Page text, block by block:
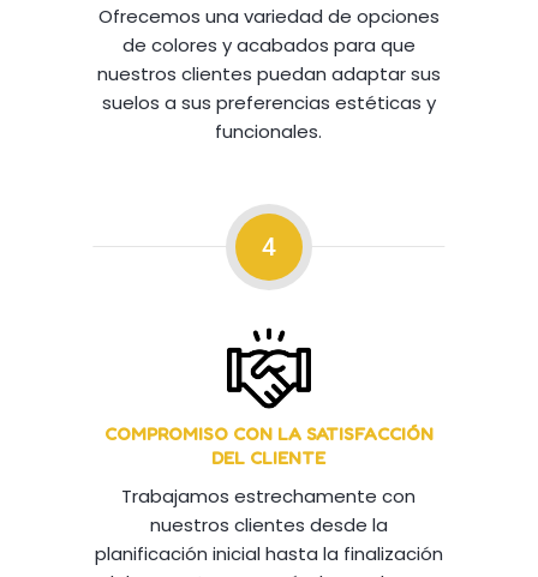
Ofrecemos una variedad de opciones
de colores y acabados para que
nuestros clientes puedan adaptar sus
suelos a sus preferencias estéticas y
funcionales.
4
COMPROMISO CON LA SATISFACCIÓN
DEL CLIENTE
Trabajamos estrechamente con
nuestros clientes desde la
planificación inicial hasta la finalización